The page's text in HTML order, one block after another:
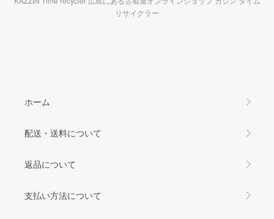
リサイクラー
ホーム
配送・送料について
返品について
支払い方法について